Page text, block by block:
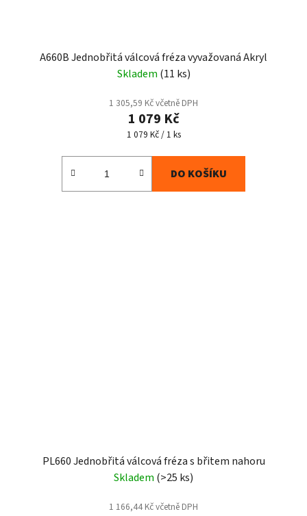
A660B Jednobřitá válcová fréza vyvažovaná Akryl
Skladem (11 ks)
1 305,59 Kč včetně DPH
1 079 Kč
Měrná
1 079 Kč / 1 ks
DO KOŠÍKU
PL660 Jednobřitá válcová fréza s břitem nahoru
Skladem (>25 ks)
1 166,44 Kč včetně DPH